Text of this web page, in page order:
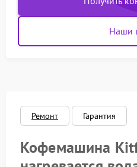
Наши
Ремонт Гарантия
Кофемашина